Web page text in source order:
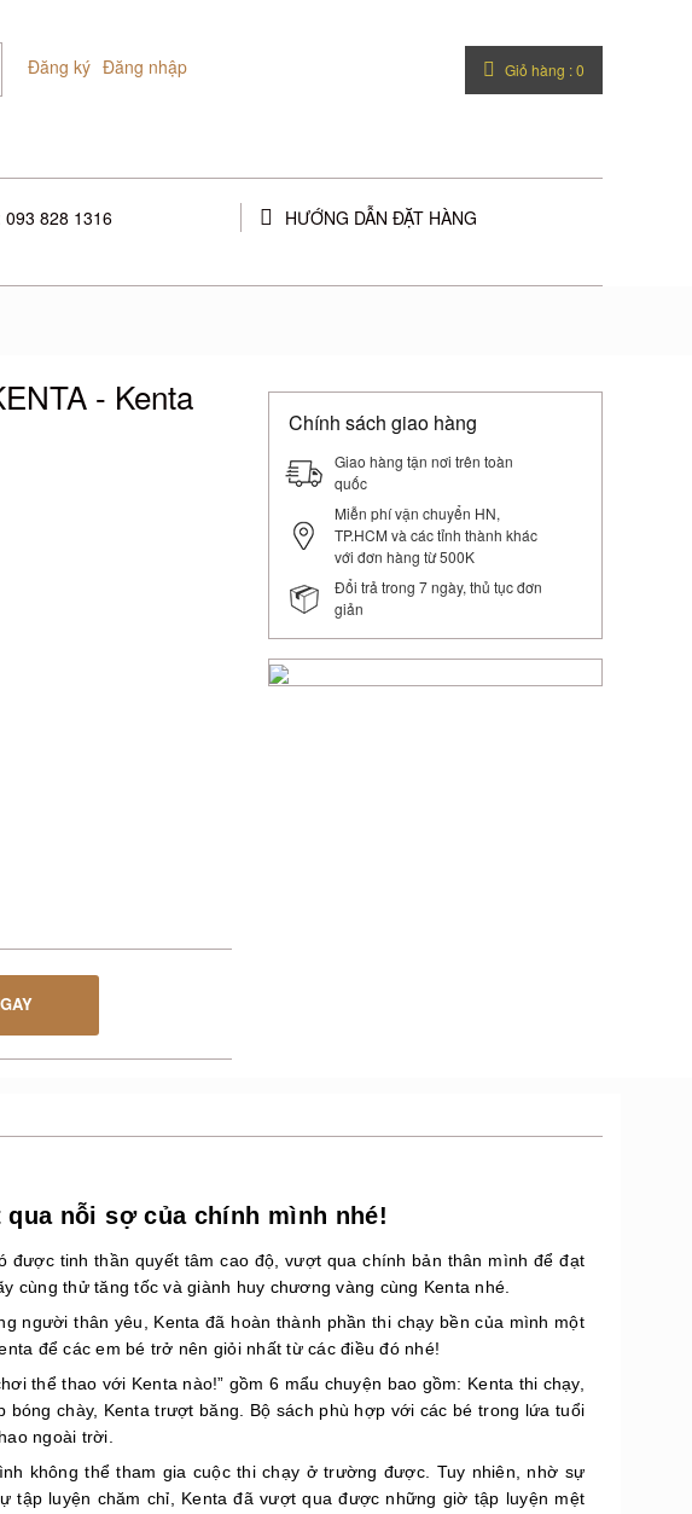
Đăng ký Đăng nhập Giỏ hàng :0
093 828 1316 HƯỚNG DẪN ĐẶT HÀNG
- Kenta
Chính sách giao hàng
Giao hàng tận nơi trên toàn
quốc
Miễn phí vận chuyển HN,
TP.HCM và các tỉnh thành khác
với đơn hàng từ 500K
Đổi trả trong 7 ngày, thủ tục đơn
giản
nỗi sợ của chính mình nhé!
được tinh thần quyết tâm cao độ, vượt qua chính bản thân mình để đạt
cùng thử tăng tốc và giành huy chương vàng cùng Kenta nhé.
người thân yêu, Kenta đã hoàn thành phần thi chạy bền của mình một
để các em bé trở nên giỏi nhất từ các điều đó nhé!
thể thao với Kenta nào!” gồm 6 mẩu chuyện bao gồm: Kenta thi chạy,
bóng chày, Kenta trượt băng. Bộ sách phù hợp với các bé trong lứa tuổi
ngoài trời.
không thể tham gia cuộc thi chạy ở trường được. Tuy nhiên, nhờ sự
tập luyện chăm chỉ, Kenta đã vượt qua được những giờ tập luyện mệt